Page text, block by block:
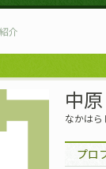
介
中
なかはら
プロ